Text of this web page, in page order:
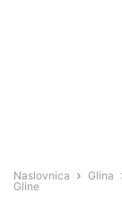
Naslovnica Glina
Gline